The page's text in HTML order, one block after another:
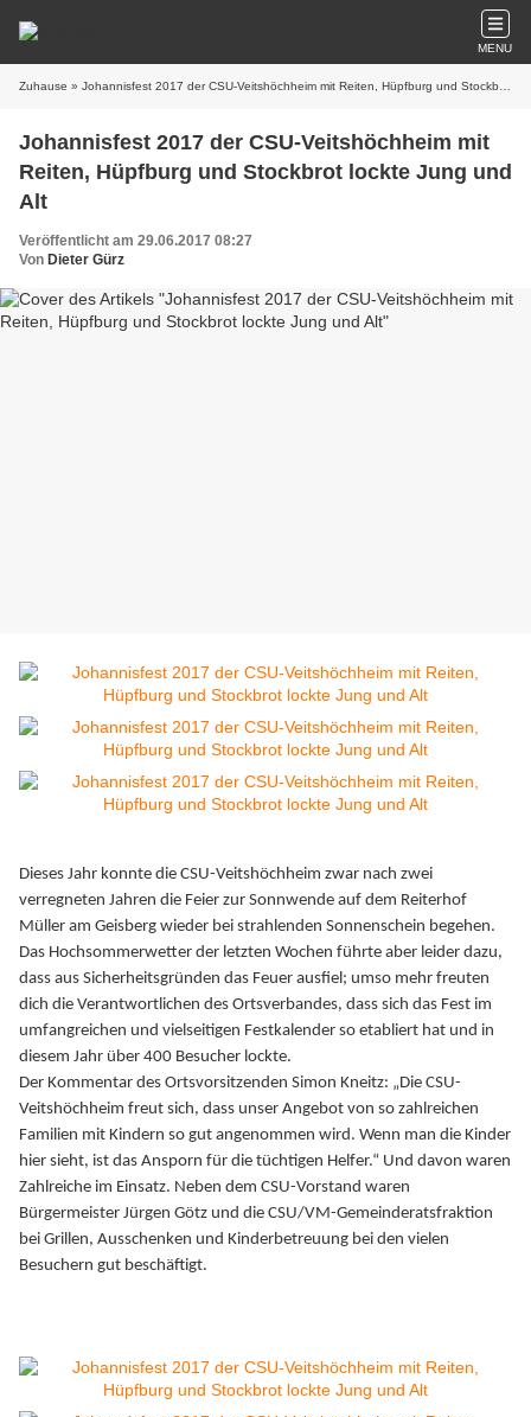
MENU
Zuhause » Johannisfest 2017 der CSU-Veitshöchheim mit Reiten, Hüpfburg und Stockbrot lockte Jung und Alt
Johannisfest 2017 der CSU-Veitshöchheim mit
Reiten, Hüpfburg und Stockbrot lockte Jung und
Alt
Veröffentlicht am 29.06.2017 08:27
Von Dieter Gürz
Dieses Jahr konnte die CSU-Veitshöchheim zwar nach zwei
verregneten Jahren die Feier zur Sonnwende auf dem Reiterhof
Müller am Geisberg wieder bei strahlenden Sonnenschein begehen.
Das Hochsommerwetter der letzten Wochen führte aber leider dazu,
dass aus Sicherheitsgründen das Feuer ausfiel; umso mehr freuten
dich die Verantwortlichen des Ortsverbandes, dass sich das Fest im
umfangreichen und vielseitigen Festkalender so etabliert hat und in
diesem Jahr über 400 Besucher lockte.
Der Kommentar des Ortsvorsitzenden Simon Kneitz: „Die CSU-
Veitshöchheim freut sich, dass unser Angebot von so zahlreichen
Familien mit Kindern so gut angenommen wird. Wenn man die Kinder
hier sieht, ist das Ansporn für die tüchtigen Helfer.“ Und davon waren
Zahlreiche im Einsatz. Neben dem CSU-Vorstand waren
Bürgermeister Jürgen Götz und die CSU/VM-Gemeinderatsfraktion
bei Grillen, Ausschenken und Kinderbetreuung bei den vielen
Besuchern gut beschäftigt.